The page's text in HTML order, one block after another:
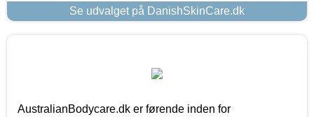
Se udvalget på DanishSkinCare.dk
AustralianBodycare.dk er førende inden for